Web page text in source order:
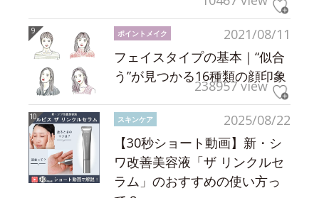
2021/08/11
ポイントメイク
フェイスタイプの基本｜“似合
う”が見つかる16種類の顔印象
238957 view
2025/08/22
スキンケア
【30秒ショート動画】新・シ
ワ改善美容液「ザ リンクルセ
ラム」のおすすめの使い方っ